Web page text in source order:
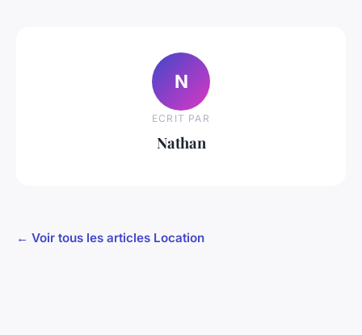
N
ECRIT PAR
Nathan
← Voir tous les articles Location